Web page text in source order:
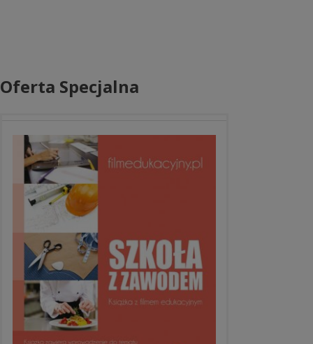
Oferta Specjalna